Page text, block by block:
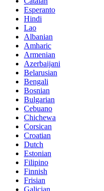
Esperanto
Hindi
Lao
Albanian
Amharic
Armenian
Azerbaijani
Belarusian
Bengali
Bosnian
Bulgarian
Cebuano
Chichewa
Corsican
Croatian
Dutch
Estonian
Filipino
Finnish
Frisian